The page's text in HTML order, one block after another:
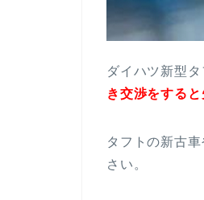
ダイハツ新型
き交渉をすると
タフトの新古
さい。